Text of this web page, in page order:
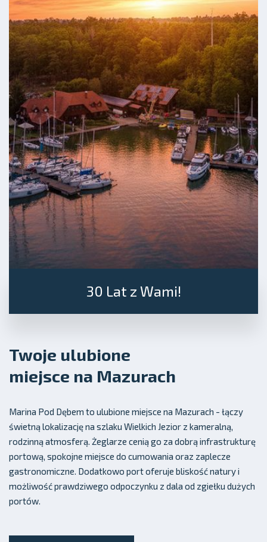
Twoje ulubione
miejsce na Mazurach
Marina Pod Dębem to ulubione miejsce na Mazurach - łączy
świetną lokalizację na szlaku Wielkich Jezior z kameralną,
rodzinną atmosferą. Żeglarze cenią go za dobrą infrastrukturę
portową, spokojne miejsce do cumowania oraz zaplecze
gastronomiczne. Dodatkowo port oferuje bliskość natury i
możliwość prawdziwego odpoczynku z dala od zgiełku dużych
portów.
30 Lat z Wami!